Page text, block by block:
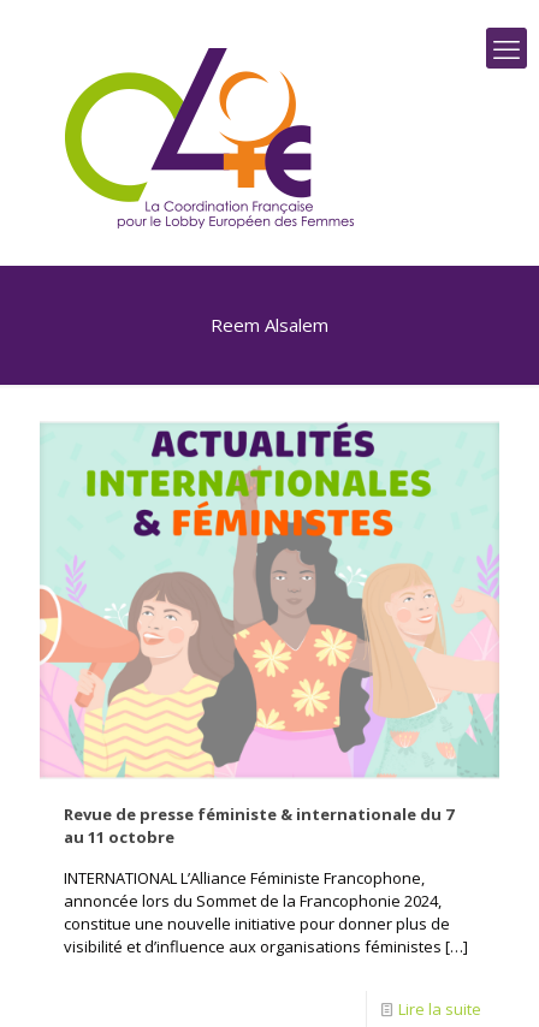
Reem Alsalem
Revue de presse féministe & internationale du 7
au 11 octobre
INTERNATIONAL L’Alliance Féministe Francophone,
annoncée lors du Sommet de la Francophonie 2024,
constitue une nouvelle initiative pour donner plus de
visibilité et d’influence aux organisations féministes […]
Lire la suite